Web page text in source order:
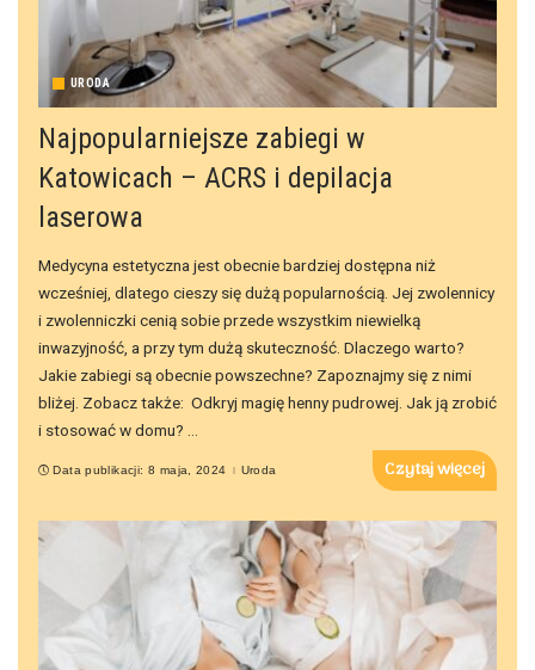
URODA
Najpopularniejsze zabiegi w
Katowicach – ACRS i depilacja
laserowa
Medycyna estetyczna jest obecnie bardziej dostępna niż
wcześniej, dlatego cieszy się dużą popularnością. Jej zwolennicy
i zwolenniczki cenią sobie przede wszystkim niewielką
inwazyjność, a przy tym dużą skuteczność. Dlaczego warto?
Jakie zabiegi są obecnie powszechne? Zapoznajmy się z nimi
bliżej. Zobacz także: Odkryj magię henny pudrowej. Jak ją zrobić
i stosować w domu?
Data publikacji: 8 maja, 2024 Uroda Czytaj więcej